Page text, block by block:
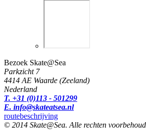
Bezoek Skate@Sea
Parkzicht 7
4414 AE Waarde (Zeeland)
Nederland
T. +31 (0)113 - 501299
E. info@skateatsea.nl
routebeschrijving
© 2014 Skate@Sea. Alle rechten